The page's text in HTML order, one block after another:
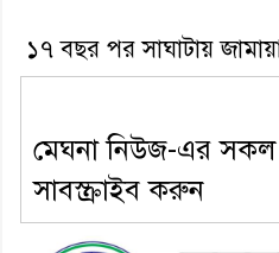
১৭ বছর পর সাঘাটায়
মেঘনা নিউজ-এর সকল
সাবস্ক্রাইব করুন